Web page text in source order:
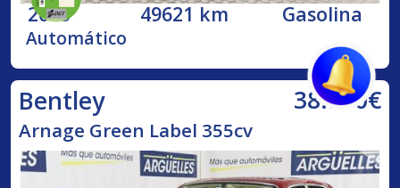
2023 49621 km Gasolina
Automático
Bentley 38.500€
Arnage Green Label 355cv